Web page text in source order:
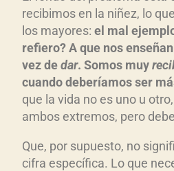
recibimos en la niñez, lo
los mayores: el mal
refiero? A que nos
vez dedar. Somos muy
cuando deberíamos ser
que la vida no es uno u
ambos extremos, pero
Que, por supuesto, no
cifra específica. Lo que